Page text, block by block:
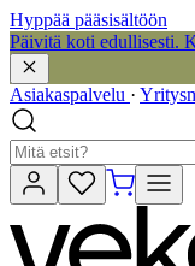
Hyppää pääsisältöön
Päivitä koti edullisesti.
Asiakaspalvelu ·